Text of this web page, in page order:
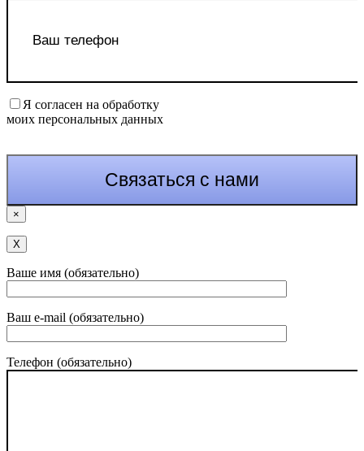
Я согласен на обработку
моих персональных данных
×
Х
Ваше имя (обязательно)
Ваш e-mail (обязательно)
Телефон (обязательно)